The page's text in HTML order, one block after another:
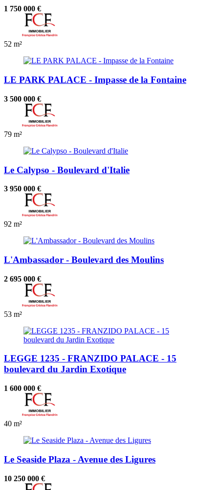
1 750 000 €
52 m²
LE PARK PALACE - Impasse de la Fontaine
3 500 000 €
79 m²
Le Calypso - Boulevard d'Italie
3 950 000 €
92 m²
L'Ambassador - Boulevard des Moulins
2 695 000 €
53 m²
LEGGE 1235 - FRANZIDO PALACE - 15
boulevard du Jardin Exotique
1 600 000 €
40 m²
Le Seaside Plaza - Avenue des Ligures
10 250 000 €